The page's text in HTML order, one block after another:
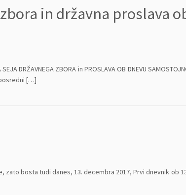
in državna proslava
DRŽAVNEGA ZBORA in PROSLAVA OB DNEVU
[…]
bosta tudi danes, 13. decembra 2017, Prvi dnevnik ob